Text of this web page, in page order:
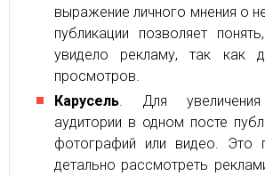
выражение личного мнения о
публикации позволяет
увидело рекламу, так как
просмотров.
Карусель . Для увеличения
аудитории в одном посте
фотографий или видео. Это
детально рассмотреть